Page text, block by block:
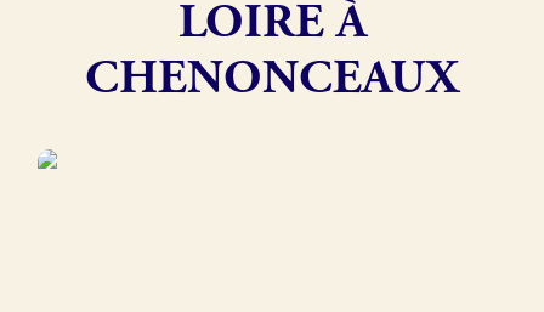
France
Boulangerie
Actualités
LOIRE À
CHENONCEAUX